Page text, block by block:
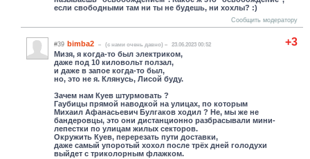
если свободными там ни ты не будешь, ни хохлы? :)
Сообщить модератору
+3
#39 bimba2 (c нами очень давно) 23.06.2023 00:52
Мизя, я когда-то был электриком,
даже под 10 киловольт ползал,
и даже в запое когда-то был,
но, это не я. Клянусь, Лисой буду.
Зачем нам Куев штурмовать ?
Гаубицы прямой наводкой на улицах, по которым
Михаил Афанасьевич Булгаков ходил ? Не, мы же не
бандеровцы, это они дистанционно разбрасывали мини-
лепестки по улицам жилых секторов.
Окружить Куев, перерезать пути доставки,
даже самый упоротый хохол после трёх дней голодухи
выйдет с триколорным флажком.